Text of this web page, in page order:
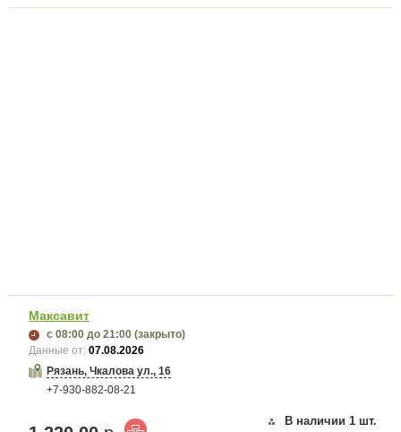
Максавит
с 08:00 до 21:00 (закрыто)
Данные от:07.08.2026
Рязань, Чкалова ул., 16
+7-930-882-08-21
В наличии 1 шт.